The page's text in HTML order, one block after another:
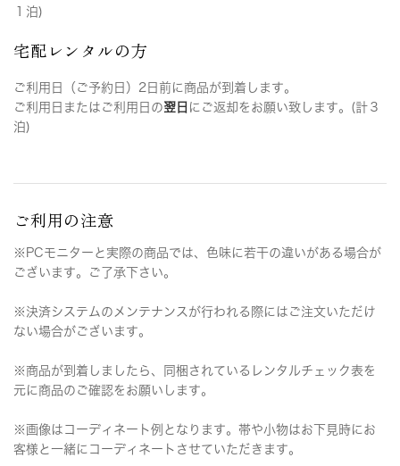
１泊)
宅配レンタルの方
ご利用日（ご予約日）2日前に商品が到着します。
ご利用日またはご利用日の翌日 にご返却をお願い致します。(計３
泊)
ご利用の注意
※PCモニターと実際の商品では、色味に若干の違いがある場合が
ございます。ご了承下さい。
※決済システムのメンテナンスが行われる際にはご注文いただけ
ない場合がございます。
※商品が到着しましたら、同梱されているレンタルチェック表を
元に商品のご確認をお願いします。
※画像はコーディネート例となります。帯や小物はお下見時にお
客様と一緒にコーディネートさせていただきます。